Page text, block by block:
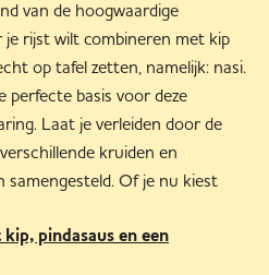
van de hoogwaardige
rijst wilt combineren met kip
op tafel zetten, namelijk: nasi.
perfecte basis voor deze
Laat je verleiden door de
kruiden en
samengesteld. Of je nu kiest
pindasaus en een